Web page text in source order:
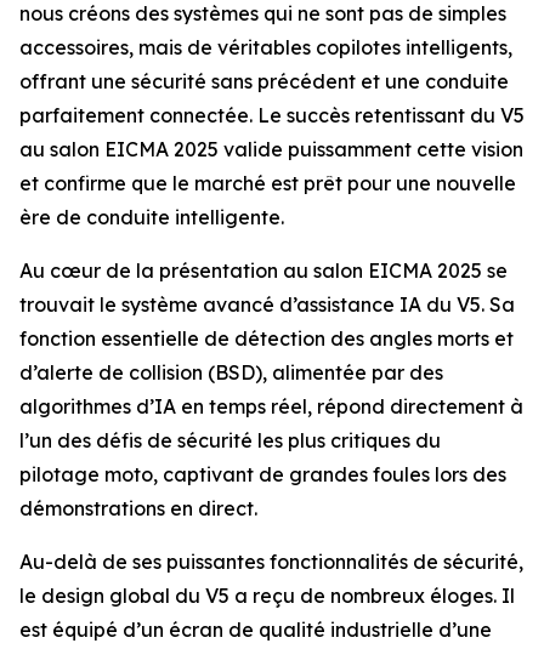
nous créons des systèmes qui ne sont pas de simples
accessoires, mais de véritables copilotes intelligents,
offrant une sécurité sans précédent et une conduite
parfaitement connectée. Le succès retentissant du V5
au salon EICMA 2025 valide puissamment cette vision
et confirme que le marché est prêt pour une nouvelle
ère de conduite intelligente.
Au cœur de la présentation au salon EICMA 2025 se
trouvait le système avancé d’assistance IA du V5. Sa
fonction essentielle de détection des angles morts et
d’alerte de collision (BSD), alimentée par des
algorithmes d’IA en temps réel, répond directement à
l’un des défis de sécurité les plus critiques du
pilotage moto, captivant de grandes foules lors des
démonstrations en direct.
Au-delà de ses puissantes fonctionnalités de sécurité,
le design global du V5 a reçu de nombreux éloges. Il
est équipé d’un écran de qualité industrielle d’une